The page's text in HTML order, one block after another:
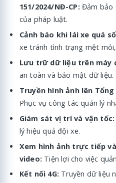
151/2024/NĐ-CP: Đảm bảo
của pháp luật.
Cảnh báo khi lái xe quá
xe tránh tình trạng mệt
Lưu trữ dữ liệu trên máy
an toàn và bảo mật dữ liệu.
Truyền hình ảnh lên
Phục vụ công tác quản lý
Giám sát vị trí và vận tốc:
lý hiệu quả đội xe.
Xem hình ảnh trực tiếp
video: Tiện lợi cho việc
Kết nối 4G: Truyền dữ liệu